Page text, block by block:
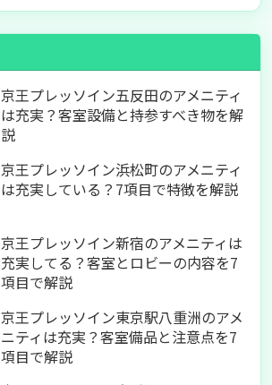
京王プレッソイン五反田のアメニティ
は充実？客室設備と持参すべき物を解
説
京王プレッソイン浜松町のアメニティ
は充実している？7項目で特徴を解説
京王プレッソイン新宿のアメニティは
充実してる？客室とロビーの内容を7
項目で解説
京王プレッソイン東京駅八重洲のアメ
ニティは充実？客室備品と注意点を7
項目で解説